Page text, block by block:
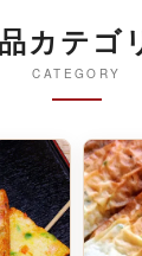
カテゴ
CATEGORY